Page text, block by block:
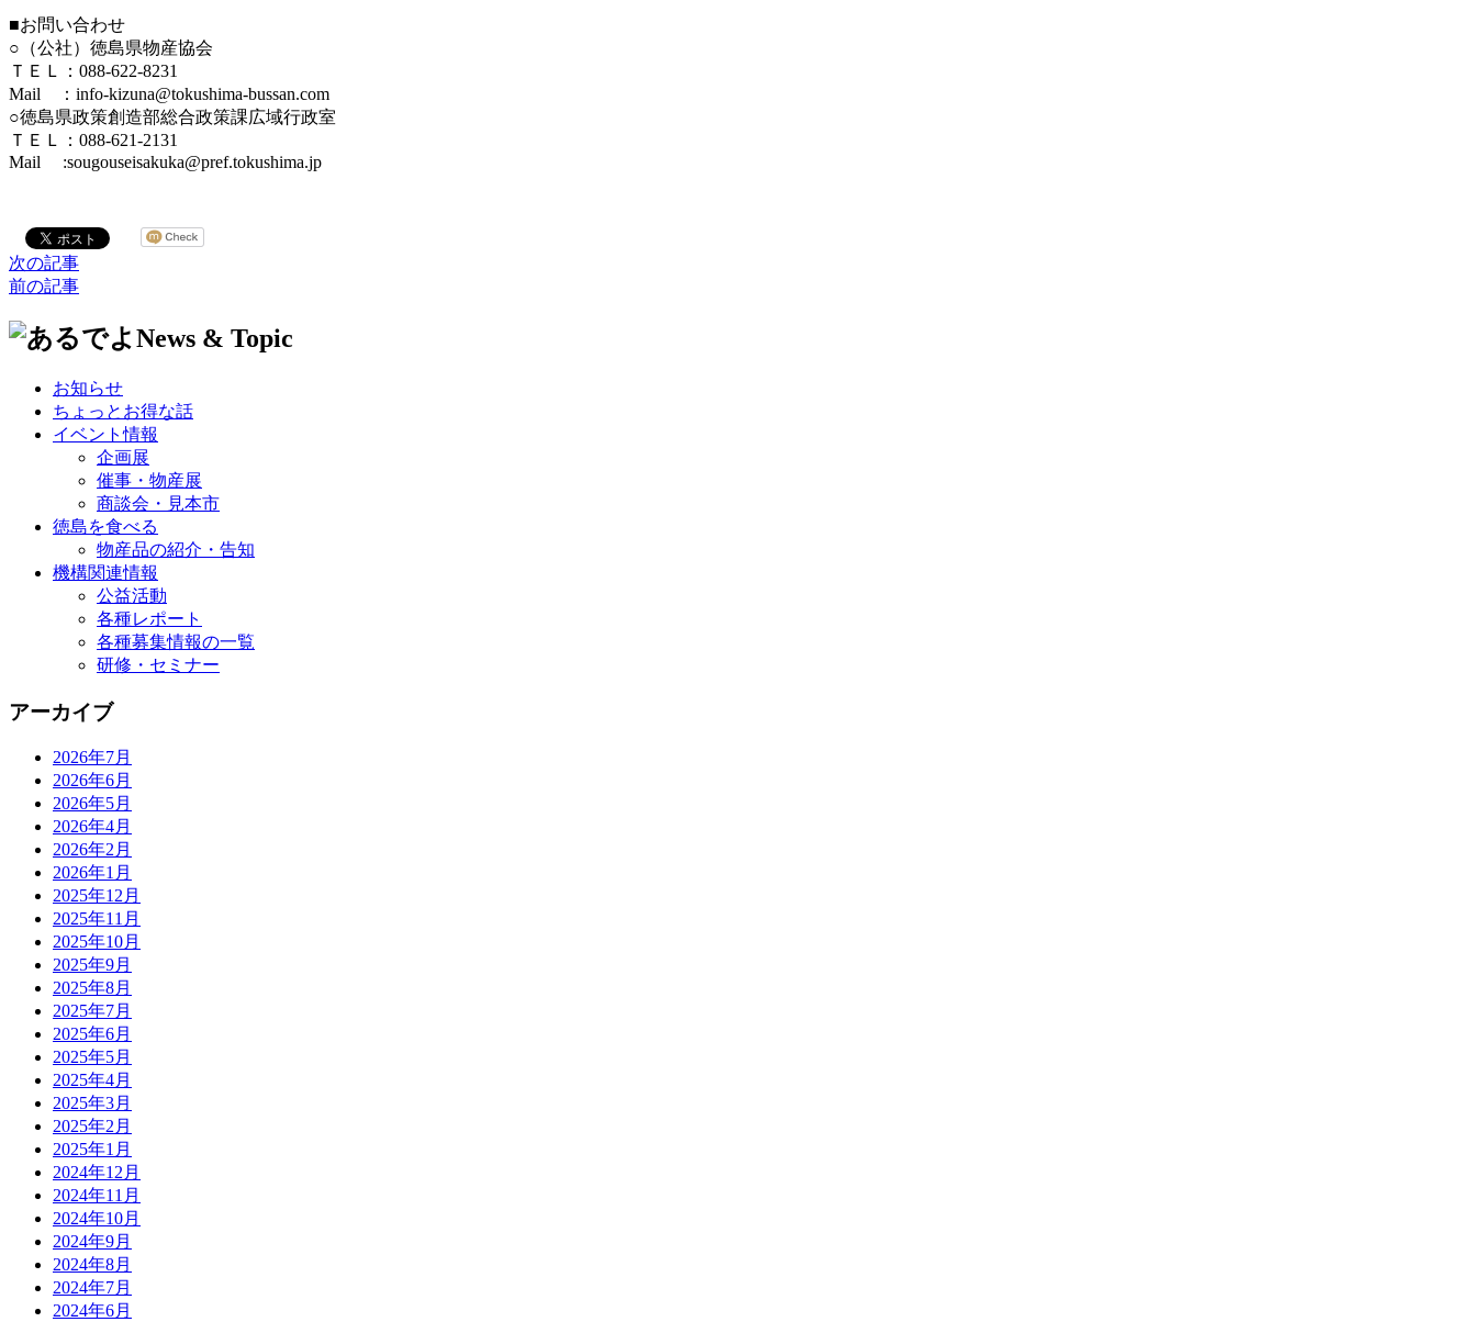
■お問い合わせ
○（公社）徳島県物産協会
ＴＥＬ：088-622-8231
Mail ：info-kizuna@tokushima-bussan.com
○徳島県政策創造部総合政策課広域行政室
ＴＥＬ：088-621-2131
Mail :sougouseisakuka@pref.tokushima.jp
次の記事
前の記事
お知らせ
ちょっとお得な話
イベント情報
企画展
催事・物産展
商談会・見本市
徳島を食べる
物産品の紹介・告知
機構関連情報
公益活動
各種レポート
各種募集情報の一覧
研修・セミナー
アーカイブ
2026年7月
2026年6月
2026年5月
2026年4月
2026年2月
2026年1月
2025年12月
2025年11月
2025年10月
2025年9月
2025年8月
2025年7月
2025年6月
2025年5月
2025年4月
2025年3月
2025年2月
2025年1月
2024年12月
2024年11月
2024年10月
2024年9月
2024年8月
2024年7月
2024年6月